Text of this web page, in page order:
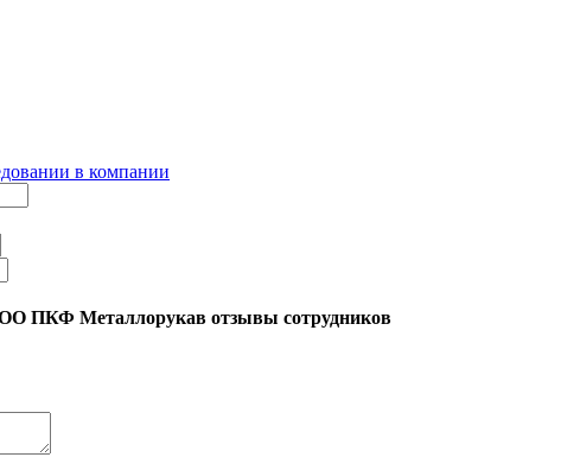
в компании
ПКФ Металлорукав отзывы сотрудников